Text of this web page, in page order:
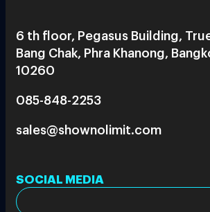
6 th floor, Pegasus Building,
Bang Chak, Phra Khanong,
10260
085-848-2253
sales@shownolimit.com
SOCIAL MEDIA